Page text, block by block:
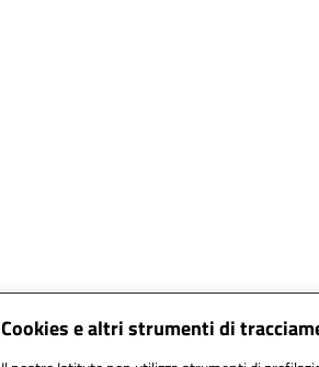
Cookies e altri strumenti di